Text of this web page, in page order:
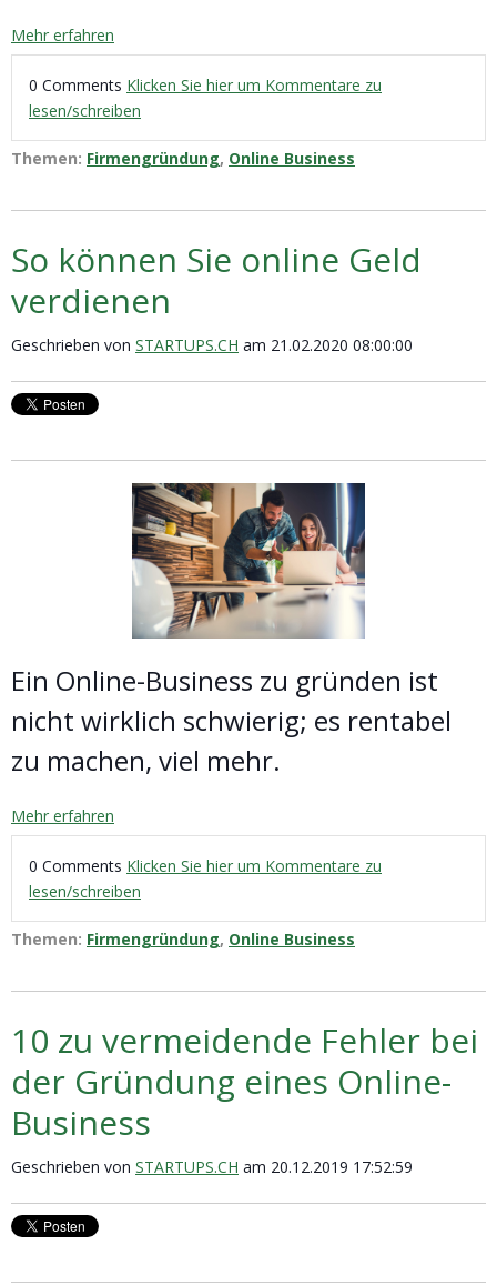
Mehr erfahren
0 Comments Klicken Sie hier um Kommentare zu
lesen/schreiben
Themen: Firmengründung, Online Business
So können Sie online Geld
verdienen
Geschrieben von STARTUPS.CH am 21.02.2020 08:00:00
Ein Online-Business zu gründen ist
nicht wirklich schwierig; es rentabel
zu machen, viel mehr.
Mehr erfahren
0 Comments Klicken Sie hier um Kommentare zu
lesen/schreiben
Themen: Firmengründung, Online Business
10 zu vermeidende Fehler bei
der Gründung eines Online-
Business
Geschrieben von STARTUPS.CH am 20.12.2019 17:52:59